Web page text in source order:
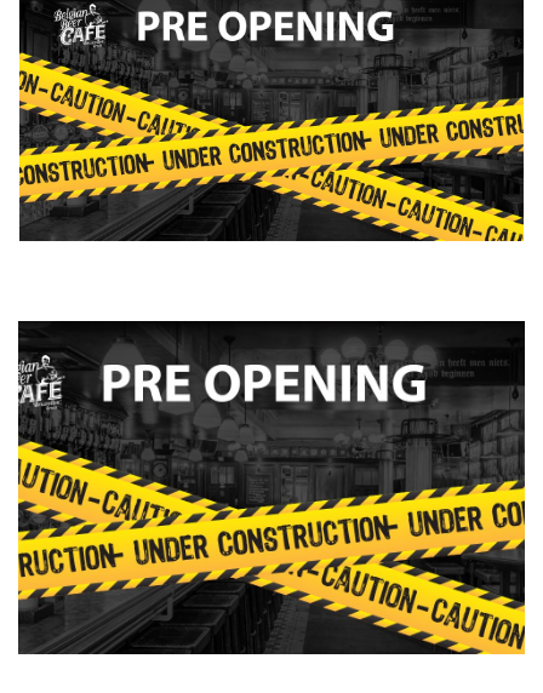
Winkelgebieden
Deals
Parkeren
Inloggen